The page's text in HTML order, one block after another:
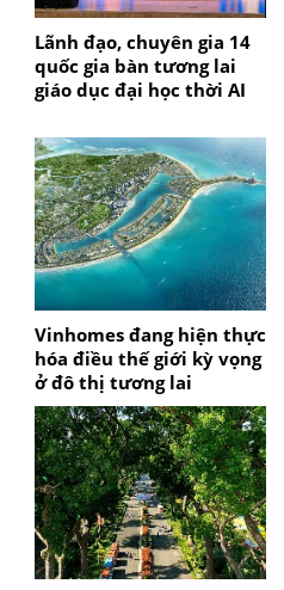
Lãnh đạo, chuyên gia 14
quốc gia bàn tương lai
giáo dục đại học thời AI
Vinhomes đang hiện thực
hóa điều thế giới kỳ vọng
ở đô thị tương lai